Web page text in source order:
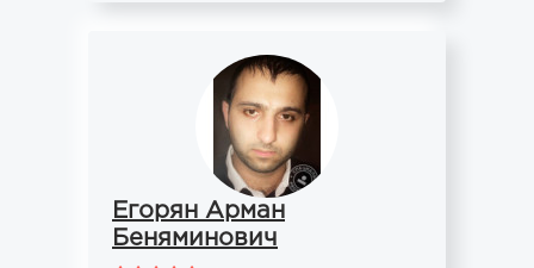
Егорян Арман
Беняминович